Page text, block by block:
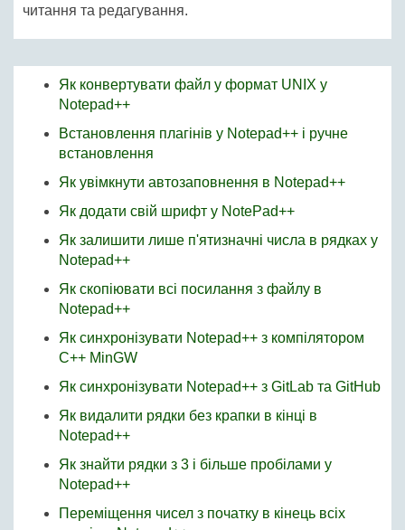
читання та редагування.
Як конвертувати файл у формат UNIX у
Notepad++
Встановлення плагінів у Notepad++ і ручне
встановлення
Як увімкнути автозаповнення в Notepad++
Як додати свій шрифт у NotePad++
Як залишити лише п'ятизначні числа в рядках у
Notepad++
Як скопіювати всі посилання з файлу в
Notepad++
Як синхронізувати Notepad++ з компілятором
C++ MinGW
Як синхронізувати Notepad++ з GitLab та GitHub
Як видалити рядки без крапки в кінці в
Notepad++
Як знайти рядки з 3 і більше пробілами у
Notepad++
Переміщення чисел з початку в кінець всіх